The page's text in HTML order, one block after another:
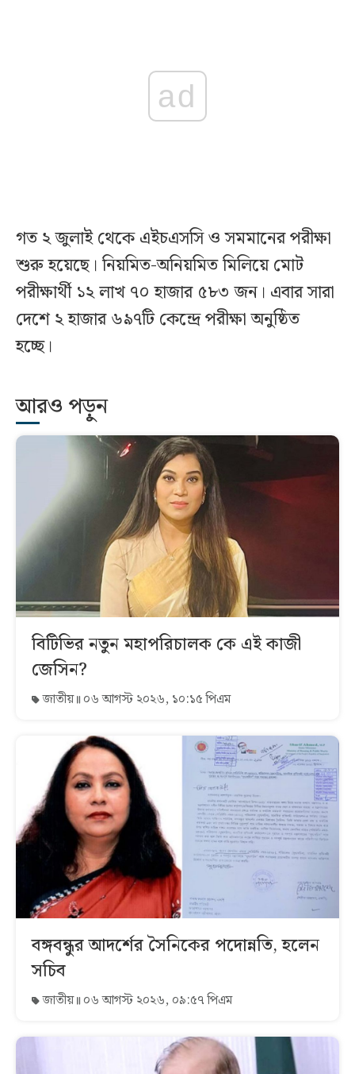
ad
গত ২ জুলাই থেকে এইচএসসি ও সমমানের পরীক্ষা
শুরু হয়েছে। নিয়মিত-অনিয়মিত মিলিয়ে মোট
পরীক্ষার্থী ১২ লাখ ৭০ হাজার ৫৮৩ জন। এবার সারা
দেশে ২ হাজার ৬৯৭টি কেন্দ্রে পরীক্ষা অনুষ্ঠিত
হচ্ছে।
আরও পড়ুন
বিটিভির নতুন মহাপরিচালক কে এই কাজী
জেসিন?
জাতীয় ০৬ আগস্ট ২০২৬, ১০:১৫ পিএম
বঙ্গবন্ধুর আদর্শের সৈনিকের পদোন্নতি, হলেন
সচিব
জাতীয় ০৬ আগস্ট ২০২৬, ০৯:৫৭ পিএম